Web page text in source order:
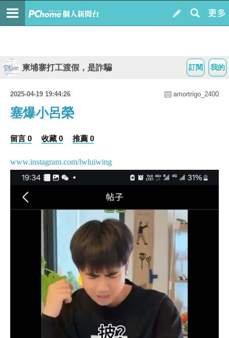
我的
訂閱
柬埔寨打工渡假，是詐騙
2025-04-19 19:44:26 amortrigo_2400
塞爆小呂榮
留言 0 收藏 0 推薦 0
www.instagram.com/lwluiwing